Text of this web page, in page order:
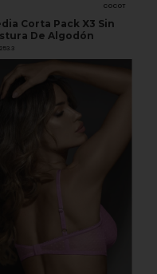
COCOT
Corta Pack X3 Sin
De Algodón